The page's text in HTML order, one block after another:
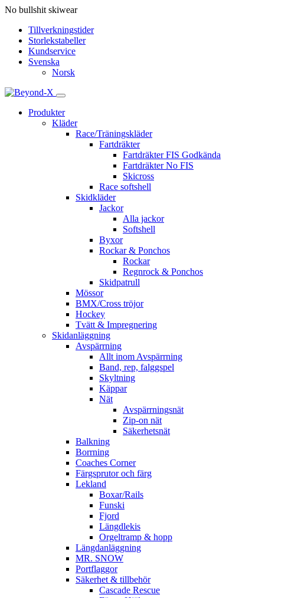
No bullshit skiwear
Tillverkningstider
Storlekstabeller
Kundservice
Svenska
Norsk
Produkter
Kläder
Race/Träningskläder
Fartdräkter
Fartdräkter FIS Godkända
Fartdräkter No FIS
Skicross
Race softshell
Skidkläder
Jackor
Alla jackor
Softshell
Byxor
Rockar & Ponchos
Rockar
Regnrock & Ponchos
Skidpatrull
Mössor
BMX/Cross tröjor
Hockey
Tvätt & Impregnering
Skidanläggning
Avspärrning
Allt inom Avspärrning
Band, rep, falggspel
Skyltning
Käppar
Nät
Avspärrningsnät
Zip-on nät
Säkerhetsnät
Balkning
Borrning
Coaches Corner
Färgsprutor och färg
Lekland
Boxar/Rails
Funski
Fjord
Längdlekis
Orgeltramp & hopp
Längdanläggning
MR. SNOW
Portflaggor
Säkerhet & tillbehör
Cascade Rescue